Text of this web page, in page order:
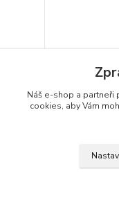
Punčocháče
Průhledné
(punčocháče,
/ks
Náš e-shop a partneři
cookies, aby Vám